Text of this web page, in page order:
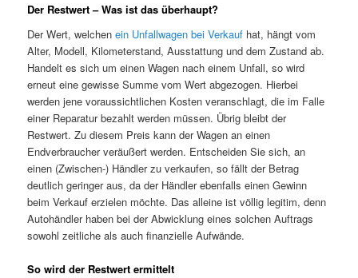
Der Restwert – Was ist das überhaupt?
Der Wert, welchenein Unfallwagen bei Verkauf hat, hängt vom
Alter, Modell, Kilometerstand, Ausstattung und dem Zustand ab.
Handelt es sich um einen Wagen nach einem Unfall, so wird
erneut eine gewisse Summe vom Wert abgezogen. Hierbei
werden jene voraussichtlichen Kosten veranschlagt, die im Falle
einer Reparatur bezahlt werden müssen. Übrig bleibt der
Restwert. Zu diesem Preis kann der Wagen an einen
Endverbraucher veräußert werden. Entscheiden Sie sich, an
einen (Zwischen-) Händler zu verkaufen, so fällt der Betrag
deutlich geringer aus, da der Händler ebenfalls einen Gewinn
beim Verkauf erzielen möchte. Das alleine ist völlig legitim, denn
Autohändler haben bei der Abwicklung eines solchen Auftrags
sowohl zeitliche als auch finanzielle Aufwände.
So wird der Restwert ermittelt